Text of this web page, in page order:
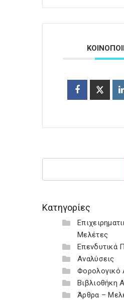
Κατηγορίες
Μελέτες
Επενδυτικά
Αναλύσεις
Φορολογικό
Βιβλιοθήκη
Άρθρα –